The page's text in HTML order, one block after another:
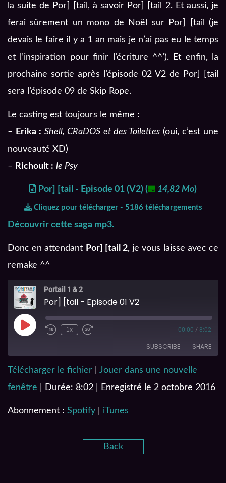
la suite de Por] [tail, à savoir Por] [tail 2. Et aussi, je
ferai sûrement un mono de Noël sur Por] [tail (je
devais le faire il y a 1 an mais je n’ai pas eu le temps
et l’inspiration pour finir l’écriture ^^’). Et enfin, la
prochaine sortie après l’épisode 02 V2 de Por] [tail
sera l’épisode 09 de Skip Rope.
Le casting est toujours le même :
– Erika : Shell, CRaDOS et des Toilettes(oui, c’est une
nouveauté XD)
– Richoult : le Psy
Por] [tail - Episode 01 (V2) ( 14,82 Mo)
Cliquez pour télécharger - 5186 téléchargements
Découvrir cette saga mp3.
Donc en attendant Por] [tail 2, je vous laisse avec ce
remake ^^
Portail 1 & 2
Por] [tail - Episode 01 V2
1x 00:00 / 8:02
SUBSCRIBE SHARE
RSS FEED
Télécharger le fichier
Jouer dans une nouvelle
fenêtre
Durée: 8:02 Enregistré le 2 octobre 2016
Abonnement : Spotify iTunes
Back